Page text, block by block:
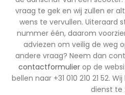
vraag te gek en wij zullen er
wens te vervullen. Uiteraard
nummer één, daarom
adviezen om veilig de weg
andere vraag? Neem dan
contactformulierop de
bellen naar +31 010 210 21 52.
dienst te